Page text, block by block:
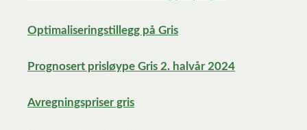
Optimaliseringstillegg på Gris
Prognosert prisløype Gris 2. halvår 2024
Avregningspriser gris